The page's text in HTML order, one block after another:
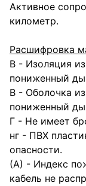
Активное
километр.
Расшифровка
В - Изоляция
пониженный
В - Оболочка
пониженный
Г - Не имеет
нг - ПВХ
опасности.
(А) - Индекс
кабель не